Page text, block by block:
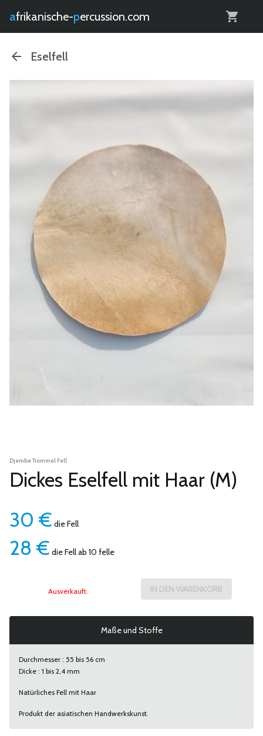
afrikanische- percussion.com
Eselfell
Djembe Trommel Fell
Dickes Eselfell mit Haar (M)
30 € die Fell
28 € die Fell ab 10 felle
Ausverkauft.
Maße und Stoffe
Durchmesser : 55 bis 56 cm
Dicke : 1 bis 2,4 mm
Natürliches Fell mit Haar
Produkt der asiatischen Handwerkskunst.